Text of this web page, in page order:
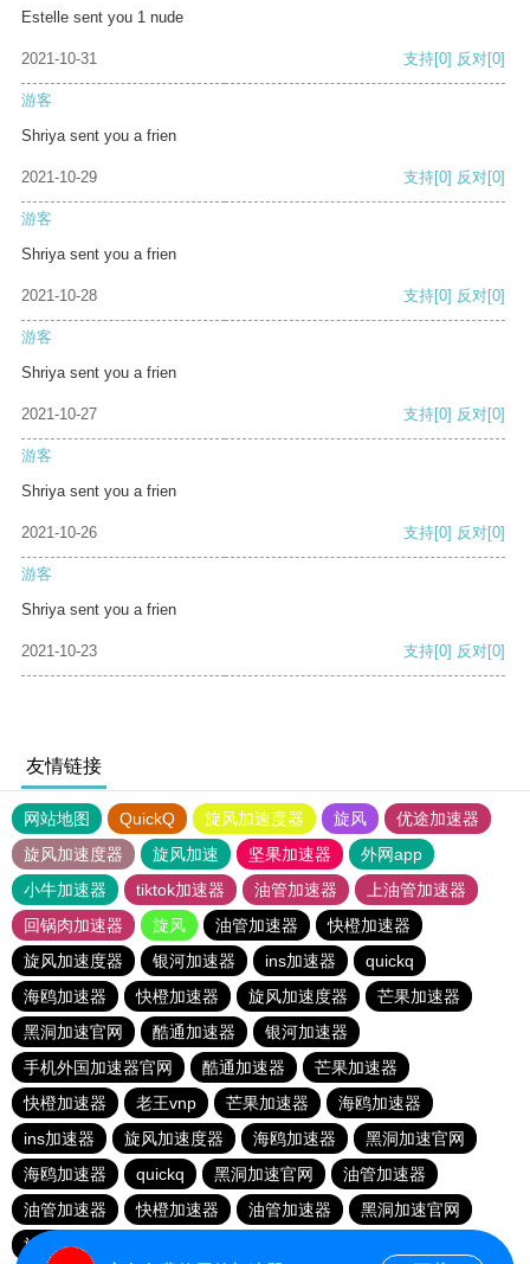
Estelle sent you 1 nude
2021-10-31 支持[0] 反对[0]
游客
Shriya sent you a frien
2021-10-29 支持[0] 反对[0]
游客
Shriya sent you a frien
2021-10-28 支持[0] 反对[0]
游客
Shriya sent you a frien
2021-10-27 支持[0] 反对[0]
游客
Shriya sent you a frien
2021-10-26 支持[0] 反对[0]
游客
Shriya sent you a frien
2021-10-23 支持[0] 反对[0]
友情链接
网站地图 QuickQ 旋风加速度器 旋风
优途加速器
旋风加速度器
旋风加速 坚果加速器
外网app
小牛加速器
tiktok加速器 油管加速器
上油管加速器
回锅肉加速器
旋风 油管加速器
快橙加速器
旋风加速度器
银河加速器 ins加速器
quickq
海鸥加速器
快橙加速器 旋风加速度器
芒果加速器
黑洞加速官网
酷通加速器
银河加速器
手机外国加速器官网
酷通加速器
芒果加速器
快橙加速器
老王vnp 芒果加速器
海鸥加速器
ins加速器
旋风加速度器 海鸥加速器
黑洞加速官网
海鸥加速器
quickq 黑洞加速官网
油管加速器
油管加速器
快橙加速器 油管加速器
黑洞加速官网
旋风加速度器